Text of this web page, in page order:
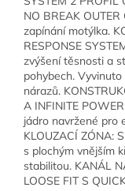
NO BREAK
zapínání motýlka.
RESPONSE
zvýšení těsnosti a
pohybech.
nárazů.
A INFINITE
jádro navržené pro
KLOUZACÍ ZÓNA:
s plochým vnějším
stabilitou. KANÁL
LOOSE FIT S